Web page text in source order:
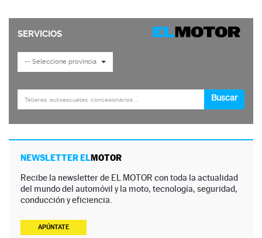
NEWSLETTER ELMOTOR
Recibe la newsletter de EL MOTOR con toda la actualidad
del mundo del automóvil y la moto, tecnología, seguridad,
conducción y eficiencia.
APÚNTATE